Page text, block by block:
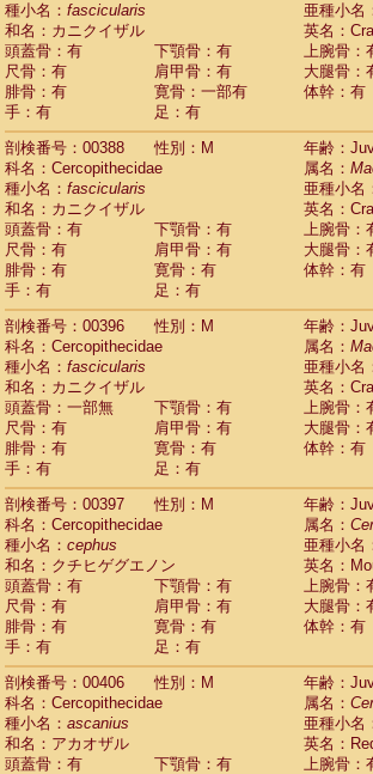
種小名： fascicularis
亜種小名
和名：カニクイザル
英名：
頭蓋骨：有
下顎骨：有
上腕骨：
尺骨：有
肩甲骨：有
大腿骨：
腓骨：有
寛骨：一部有
体幹：有
手：有
足：有
剖検番号：00388
性別：M
年齢：
科名：Cercopithecidae
属名：
種小名： fascicularis
亜種小名
和名：カニクイザル
英名：
頭蓋骨：有
下顎骨：有
上腕骨：
尺骨：有
肩甲骨：有
大腿骨：
腓骨：有
寛骨：有
体幹：有
手：有
足：有
剖検番号：00396
性別：M
年齢：
科名：Cercopithecidae
属名：
種小名： fascicularis
亜種小名
和名：カニクイザル
英名：
頭蓋骨：一部無
下顎骨：有
上腕骨：
尺骨：有
肩甲骨：有
大腿骨：
腓骨：有
寛骨：有
体幹：有
手：有
足：有
剖検番号：00397
性別：M
年齢：
科名：Cercopithecidae
属名：
種小名： cephus
亜種小名
和名：クチヒゲグエノン
英名：
頭蓋骨：有
下顎骨：有
上腕骨：
尺骨：有
肩甲骨：有
大腿骨：
腓骨：有
寛骨：有
体幹：有
手：有
足：有
剖検番号：00406
性別：M
年齢：
科名：Cercopithecidae
属名：
種小名： ascanius
亜種小名
和名：アカオザル
英名：
頭蓋骨：有
下顎骨：有
上腕骨：